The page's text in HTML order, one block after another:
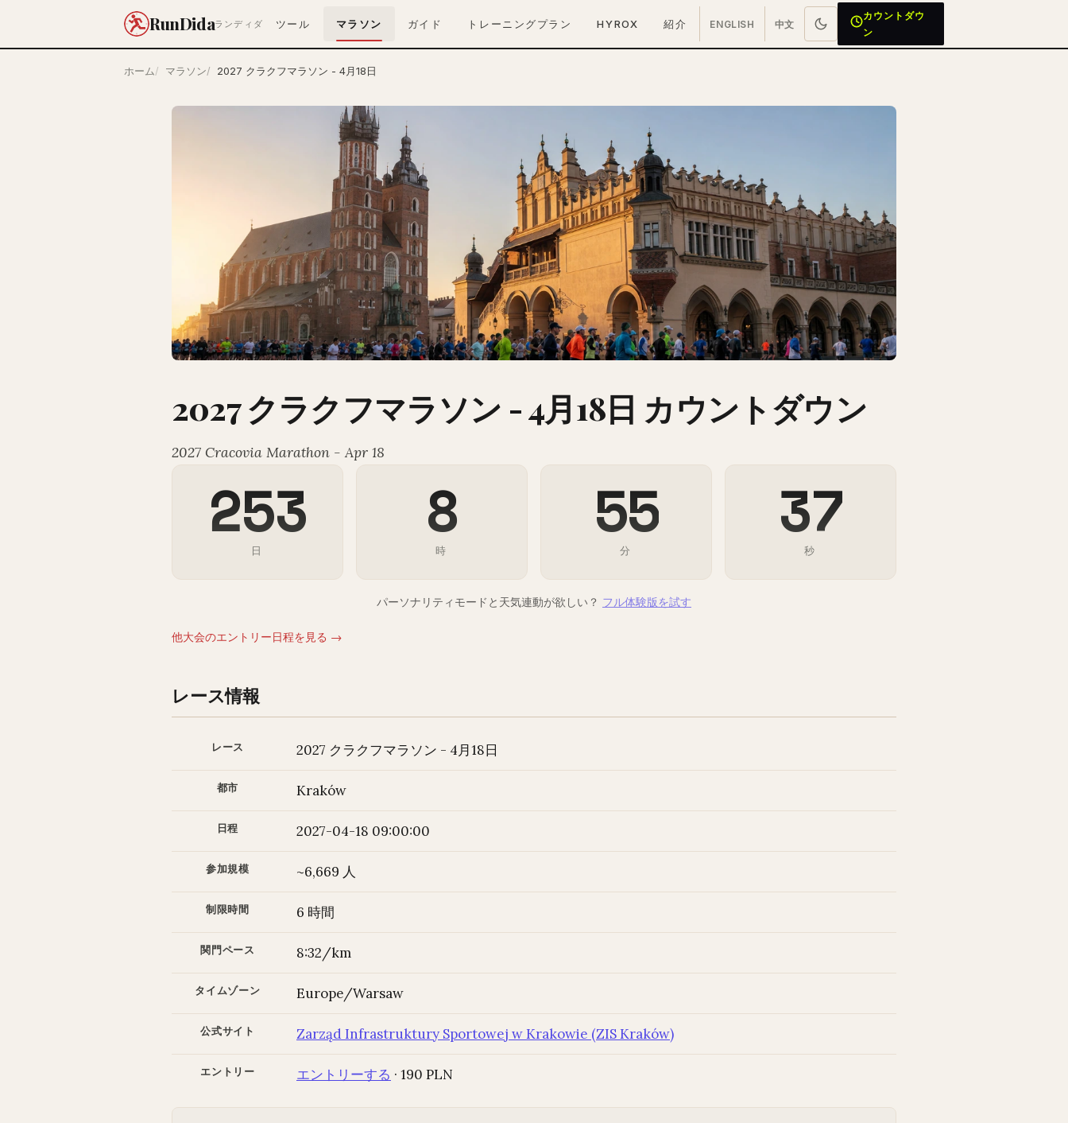
RunDidaランディダ ツール マラソン ガイド トレーニングプラン HYROX 紹介 ENGLISH 中文
カウントダウ
ン
ホーム マラソン 2027 クラクフマラソン - 4月18日
2027 クラクフマラソン - 4月18日 カウントダウン
2027 Cracovia Marathon - Apr 18
253
日 8
時 55
分 36
秒
パーソナリティモードと天気連動が欲しい？ フル体験版を試す
他大会のエントリー日程を見る →
レース情報
レース 2027 クラクフマラソン - 4月18日
都市 Kraków
日程 2027-04-18 09:00:00
参加規模 ~6,669 人
制限時間 6 時間
関門ペース 8:32/km
タイムゾーン Europe/Warsaw
公式サイト Zarząd Infrastruktury Sportowej w Krakowie (ZIS Kraków)
エントリー エントリーする · 190 PLN